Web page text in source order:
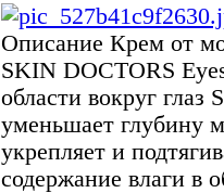
Описание Крем от
SKIN DOCTORS
области вокруг
уменьшает глубину
укрепляет и
содержание влаги в